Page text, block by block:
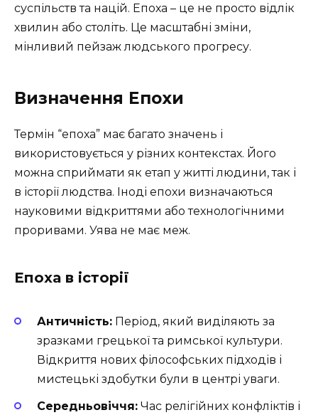
суспільств та націй. Епоха – це не просто відлік
хвилин або століть. Це масштабні зміни,
мінливий пейзаж людського прогресу.
Визначення Епохи
Термін “епоха” має багато значень і
використовується у різних контекстах. Його
можна сприймати як етап у житті людини, так і
в історії людства. Іноді епохи визначаються
науковими відкриттями або технологічними
проривами. Уява не має меж.
Епоха в історії
Античність: Період, який виділяють за
зразками грецької та римської культури.
Відкриття нових філософських підходів і
мистецькі здобутки були в центрі уваги.
Середньовіччя: Час релігійних конфліктів і